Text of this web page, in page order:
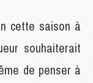
cette saison à
souhaiterait
de penser à